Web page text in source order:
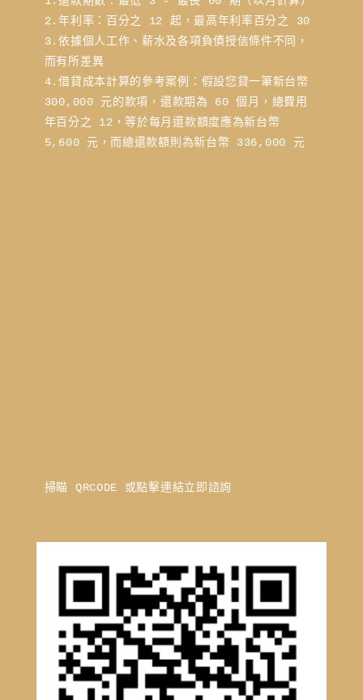
2.年利率：百分之 12 起，最高年利率百分之 30
3.依據個人工作、薪水及各項負債授信條件不同，
而有所差異
4.借貸成本計算的參考案例：假設您貸一筆新台幣
300,000 元的款項，還款期為 60 個月，總費用
年百分之 12，等於每月還款額度應為新台幣
5,600 元，而總還款額則為新台幣 336,000 元
掃瞄 QRCODE 或點擊連結立即諮詢